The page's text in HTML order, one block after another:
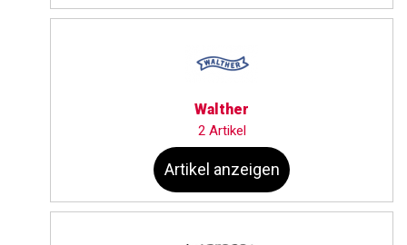
Walther
2 Artikel
Artikel anzeigen